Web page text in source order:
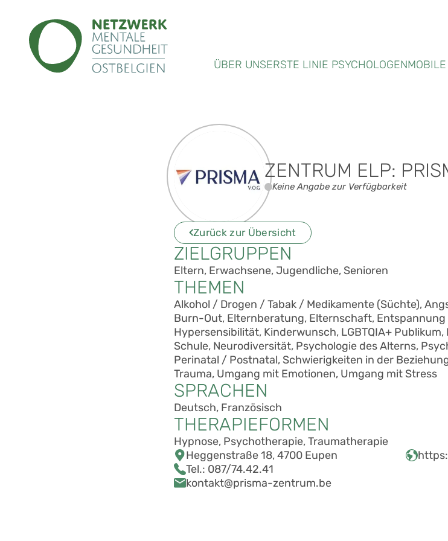
ÜBER UNSERSTE LINIE PSYCHOLOGEN
ZENTRUM ELP:
Keine Angabe zur Verfügbarkeit
Zurück zur Übersicht
ZIELGRUPPEN
Eltern, Erwachsene, Jugendliche, Senioren
THEMEN
Alkohol / Drogen / Tabak / Medikamente (Süchte),
Burn-Out, Elternberatung, Elternschaft,
Hypersensibilität, Kinderwunsch, LGBTQIA+
Schule, Neurodiversität, Psychologie des Alterns,
Perinatal / Postnatal, Schwierigkeiten in der
Trauma, Umgang mit Emotionen, Umgang mit Stress
SPRACHEN
Deutsch, Französisch
THERAPIEFORMEN
Hypnose, Psychotherapie, Traumatherapie
Heggenstraße 18, 4700 Eupen
Tel.: 087/74.42.41
kontakt@prisma-zentrum.be